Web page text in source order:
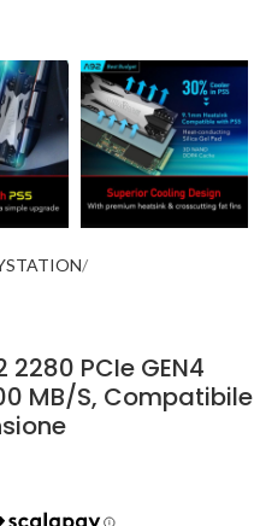
2280 PCIe GEN4
MB/S, Compatibile